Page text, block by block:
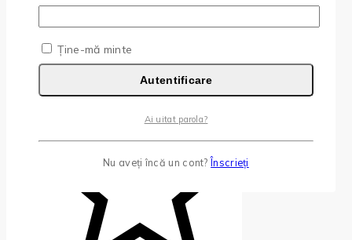
Ține-mă minte
Autentificare
Ai uitat parola?
Nu aveți încă un cont?Înscrieți